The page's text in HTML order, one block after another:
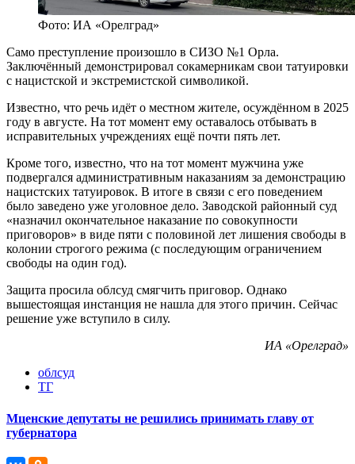
Фото: ИА «Орелград»
Само преступление произошло в СИЗО №1 Орла.
Заключённый демонстрировал сокамерникам свои татуировки
с нацистской и экстремистской символикой.
Известно, что речь идёт о местном жителе, осуждённом в 2025
году в августе. На тот момент ему оставалось отбывать в
исправительных учреждениях ещё почти пять лет.
Кроме того, известно, что на тот момент мужчина уже
подвергался административным наказаниям за демонстрацию
нацистских татуировок. В итоге в связи с его поведением
было заведено уже уголовное дело. Заводской районный суд
«назначил окончательное наказание по совокупности
приговоров» в виде пяти с половиной лет лишения свободы в
колонии строгого режима (с последующим ограничением
свободы на один год).
Защита просила облсуд смягчить приговор. Однако
вышестоящая инстанция не нашла для этого причин. Сейчас
решение уже вступило в силу.
ИА «Орелград»
облсуд
ТГ
Мценские депутаты не решились принимать главу от
губернатора